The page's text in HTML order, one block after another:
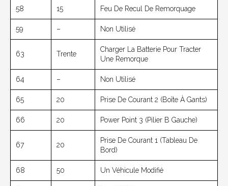
58 15 Feu De Recul De Remorquage
59 – Non Utilisé
63 Trente
Charger La Batterie Pour Tracter
Une Remorque
64 – Non Utilisé
65 20 Prise De Courant 2 (boîte À Gants)
66 20 Power Point 3 (pilier B Gauche)
67 20
Prise De Courant 1 (tableau De
Bord)
68 50 Un Véhicule Modifié